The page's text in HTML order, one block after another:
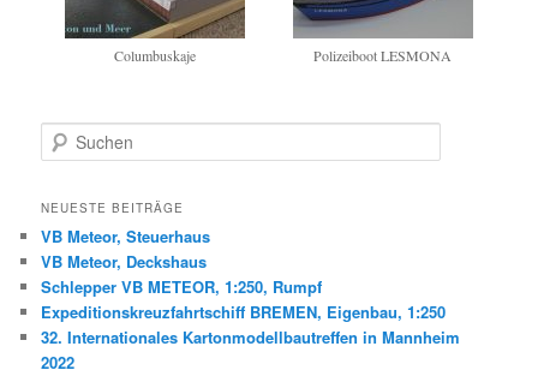
Columbuskaje Polizeiboot LESMONA
u
h
n
NEUESTE BEITRÄGE
VB Meteor, Steuerhaus
VB Meteor, Deckshaus
Schlepper VB METEOR, 1:250, Rumpf
Expeditionskreuzfahrtschiff BREMEN, Eigenbau, 1:250
32. Internationales Kartonmodellbautreffen in Mannheim
2022